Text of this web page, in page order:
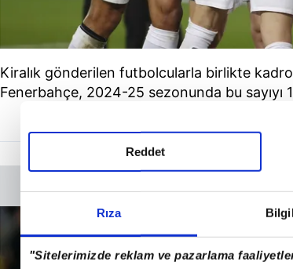
Rıza
"Sitelerimizde reklam ve pazarlama
Reddet
Kiralık gönderilen futbolcularla birlikte
Fenerbahçe, 2024-25 sezonunda bu sayıyı